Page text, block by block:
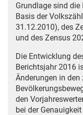
Grundlage sind
Basis der
31.12.2010), des
und des Zensus
Die Entwicklung
Berichtsjahr 2016
Änderungen in den
den
bei der